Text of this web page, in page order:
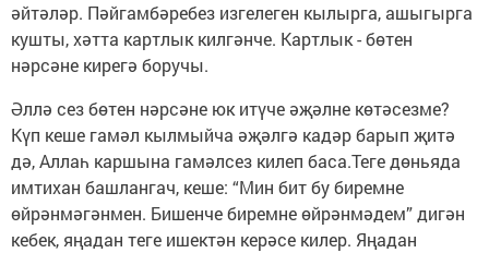
әйтәләр. Пәйгамбәребез изгелеген кылырга, ашыгырга
кушты, хәтта картлык килгәнче. Картлык - бөтен
нәрсәне кирегә боручы.
Әллә сез бөтен нәрсәне юк итүче әҗәлне көтәсезме?
Күп кеше гамәл кылмыйча әҗәлгә кадәр барып җитә
дә, Аллаһ каршына гамәлсез килеп баса.Теге дөньяда
имтихан башлангач, кеше: “Мин бит бу биремне
өйрәнмәгәнмен. Бишенче биремне өйрәнмәдем” дигән
кебек, яңадан теге ишектән керәсе килер. Яңадан